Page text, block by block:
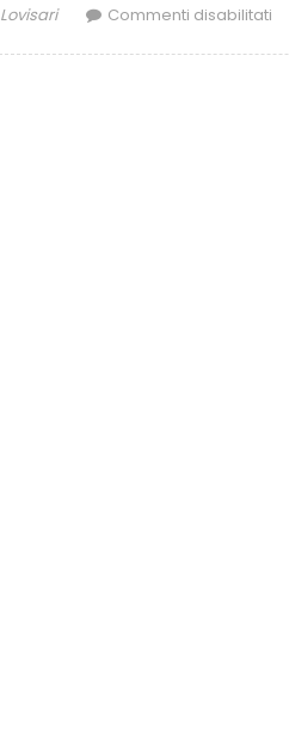
Commenti disabilitati